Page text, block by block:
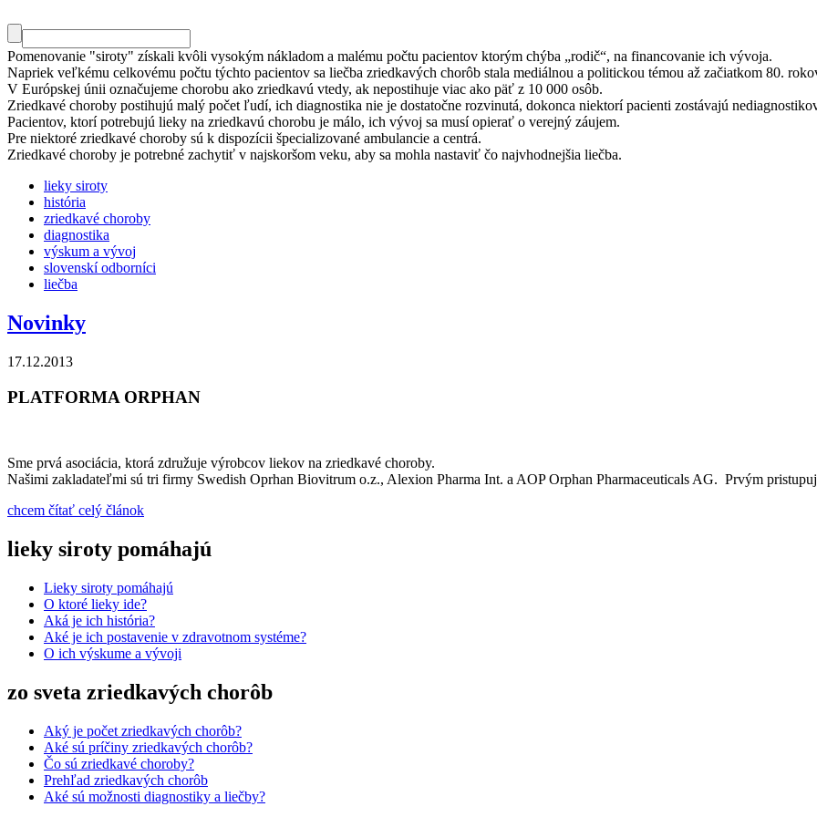
Pomenovanie "siroty" získali kvôli vysokým nákladom a malému počtu pacientov ktorým chýba „rodič“, na financovanie ich vývoja.
Napriek veľkému celkovému počtu týchto pacientov sa liečba zriedkavých chorôb stala mediálnou a politickou témou až začiatkom 80.
V Európskej únii označujeme chorobu ako zriedkavú vtedy, ak nepostihuje viac ako päť z 10 000 osôb.
Zriedkavé choroby postihujú malý počet ľudí, ich diagnostika nie je dostatočne rozvinutá, dokonca niektorí pacienti zostávajú
Pacientov, ktorí potrebujú lieky na zriedkavú chorobu je málo, ich vývoj sa musí opierať o verejný záujem.
Pre niektoré zriedkavé choroby sú k dispozícii špecializované ambulancie a centrá.
Zriedkavé choroby je potrebné zachytiť v najskoršom veku, aby sa mohla nastaviť čo najvhodnejšia liečba.
lieky siroty
história
zriedkavé choroby
diagnostika
výskum a vývoj
slovenskí odborníci
liečba
Novinky
17.12.2013
PLATFORMA ORPHAN
Sme prvá asociácia, ktorá združuje výrobcov liekov na zriedkavé choroby.
Našimi zakladateľmi sú tri firmy Swedish Oprhan Biovitrum o.z., Alexion Pharma Int. a AOP Orphan Pharmaceuticals AG. Prvým
chcem čítať celý článok
lieky siroty pomáhajú
Lieky siroty pomáhajú
O ktoré lieky ide?
Aká je ich história?
Aké je ich postavenie v zdravotnom systéme?
O ich výskume a vývoji
zo sveta zriedkavých chorôb
Aký je počet zriedkavých chorôb?
Aké sú príčiny zriedkavých chorôb?
Čo sú zriedkavé choroby?
Prehľad zriedkavých chorôb
Aké sú možnosti diagnostiky a liečby?